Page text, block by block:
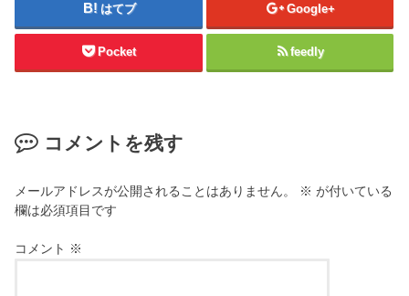
はてブ Google+
Pocket feedly
コメントを残す
メールアドレスが公開されることはありません。 ※ が付いている
欄は必須項目です
コメント ※